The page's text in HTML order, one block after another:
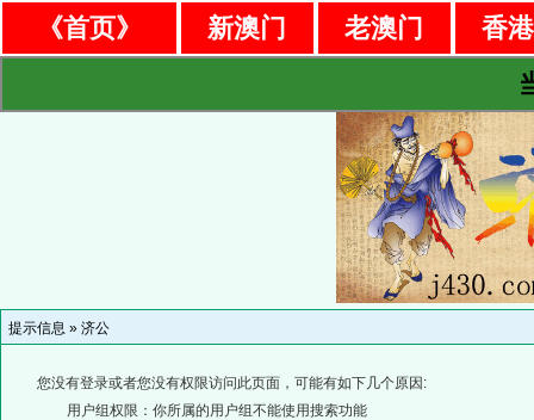
《首页》 新澳门 老澳门
香
提示信息 » 济公
您没有登录或者您没有权限访问此页面，可能有如下几个原因:
用户组权限：你所属的用户组不能使用搜索功能